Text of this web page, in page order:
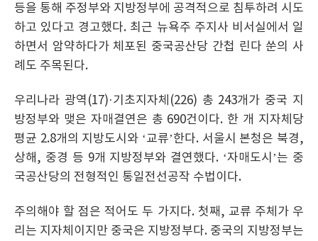
등을 통해 주정부와 지방정부에 공격적으로 침투하려 시도
하고 있다고 경고했다. 최근 뉴욕주 주지사 비서실에서 일
하면서 암약하다가 체포된 중국공산당 간첩 린다 쑨의 사
례도 주목된다.
우리나라 광역(17)·기초지자체(226) 총 243개가 중국 지
방정부와 맺은 자매결연은 총 690건이다. 한 개 지자체당
평균 2.8개의 지방도시와 ‘교류’한다. 서울시 본청은 북경,
상해, 중경 등 9개 지방정부와 결연했다. ‘자매도시’는 중
국공산당의 전형적인 통일전선공작 수법이다.
주의해야 할 점은 적어도 두 가지다. 첫째, 교류 주체가 우
리는 지자체이지만 중국은 지방정부다. 중국의 지방정부는